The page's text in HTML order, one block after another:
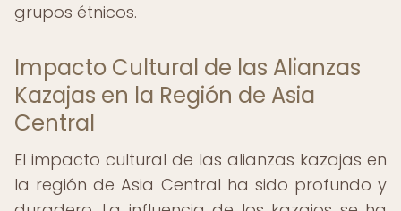
grupos étnicos.
Impacto Cultural de las Alianzas
Kazajas en la Región de Asia
Central
El impacto cultural de las alianzas kazajas en
la región de Asia Central ha sido profundo y